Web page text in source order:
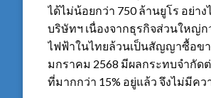
ได้ไม่น้อยกว่า 750 ล้านยูโร อย่า
บริษัทฯ เนื่องจากธุรกิจส่วนใหญ่ก
ไฟฟ้าในไทยล้วนเป็นสัญญาซื้อขา
มกราคม 2568 มีผลกระทบจำกัด
ที่มากกว่า 15% อยู่แล้ว จึงไม่มีคว